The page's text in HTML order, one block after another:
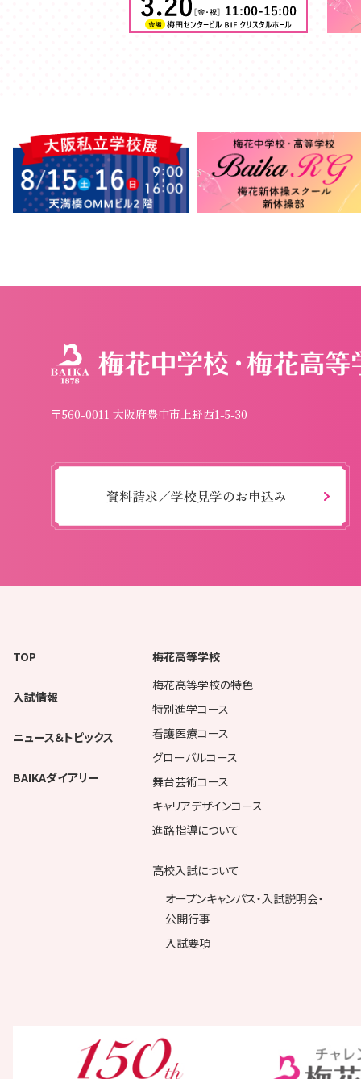
〒560-0011 大阪府豊中市上野西1-5-30
資料請求／学校見学のお申込み
TOP
入試情報
ニュース＆トピックス
BAIKAダイアリー
梅花高等学校
梅花高等学校の特色
特別進学コース
看護医療コース
グローバルコース
舞台芸術コース
キャリアデザインコース
進路指導について
高校入試について
オープンキャンパス・入試説明会・
公開行事
入試要項